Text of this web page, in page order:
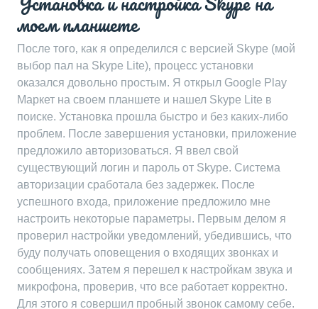
моем планшете
После того‚ как я определился с версией Skype (мой
выбор пал на Skype Lite)‚ процесс установки
оказался довольно простым. Я открыл Google Play
Маркет на своем планшете и нашел Skype Lite в
поиске. Установка прошла быстро и без каких-либо
проблем. После завершения установки‚ приложение
предложило авторизоваться. Я ввел свой
существующий логин и пароль от Skype. Система
авторизации сработала без задержек. После
успешного входа‚ приложение предложило мне
настроить некоторые параметры. Первым делом я
проверил настройки уведомлений‚ убедившись‚ что
буду получать оповещения о входящих звонках и
сообщениях. Затем я перешел к настройкам звука и
микрофона‚ проверив‚ что все работает корректно.
Для этого я совершил пробный звонок самому себе.